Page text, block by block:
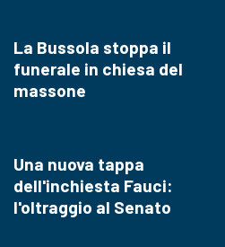
La Bussola stoppa il
funerale in chiesa del
massone
Una nuova tappa
dell'inchiesta Fauci:
l'oltraggio al Senato